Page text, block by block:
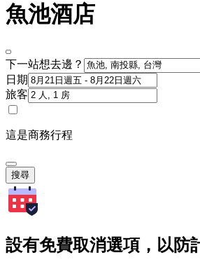
魚池酒店
下一站想去邊？
日期
旅客
這是商務行程
搜尋
設有免費取消選項，以防